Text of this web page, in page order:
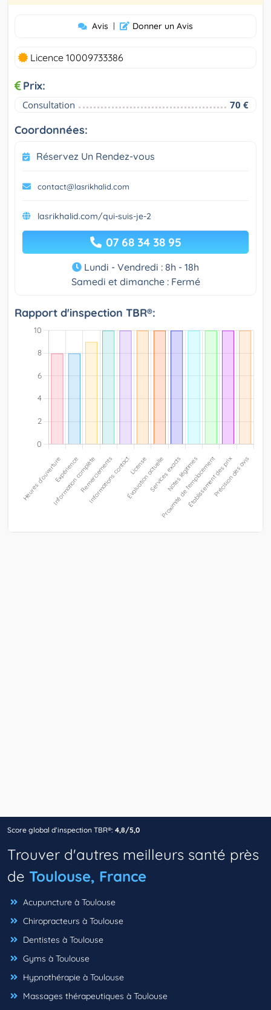
Avis | Donner un Avis
Licence 10009733386
Prix:
Consultation 70 €
Coordonnées:
Réservez Un Rendez-vous
contact@lasrikhalid.com
lasrikhalid.com/qui-suis-je-2
07 68 34 38 95
Lundi - Vendredi : 8h - 18h
Samedi et dimanche : Fermé
Rapport d'inspection TBR®:
Score global d’inspection TBR®: 4,8/5,0
Trouver d'autres meilleurs santé près
de Toulouse, France
Acupuncture à Toulouse
Chiropracteurs à Toulouse
Dentistes à Toulouse
Gyms à Toulouse
Hypnothérapie à Toulouse
Massages thérapeutiques à Toulouse